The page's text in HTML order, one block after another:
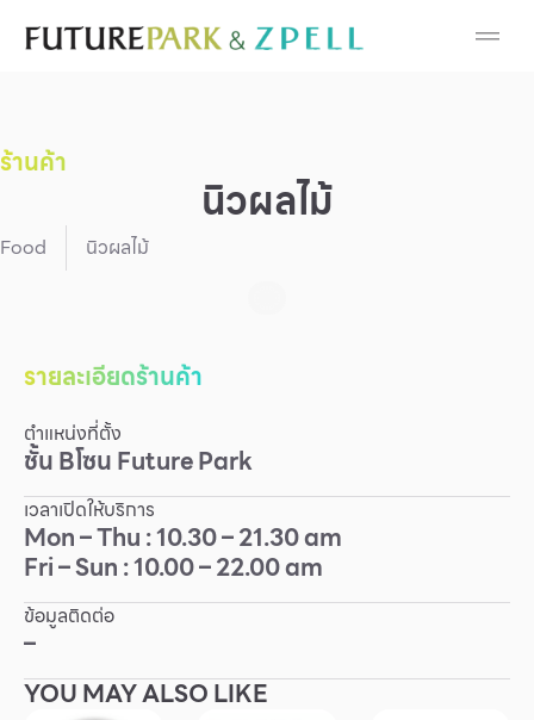
Cosmetic
Fashion
Food
Gold & Jewelry
IT
Mobile
Other
Service
ร้านค้า
นิวผลไม้
Food นิวผลไม้
รายละเอียดร้านค้า
ตำแหน่งที่ตั้ง
ชั้นBโซนFuture Park
เวลาเปิดให้บริการ
Mon – Thu : 10.30 – 21.30 am
Fri – Sun : 10.00 – 22.00 am
ข้อมูลติดต่อ
–
YOU MAY ALSO LIKE